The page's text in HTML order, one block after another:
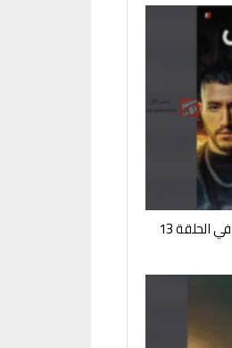
لقاء مصيري ولعة يكتشف أسرار عائلته في الحلقة 13